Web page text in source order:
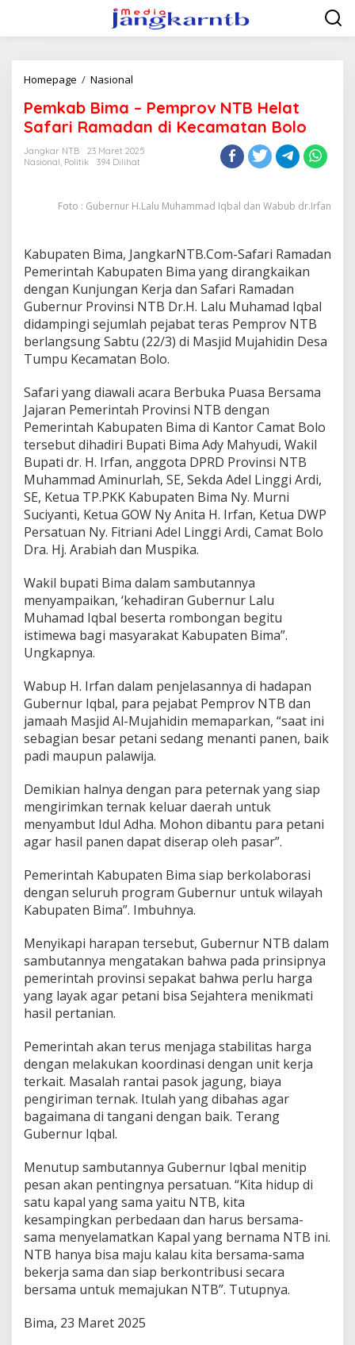
konten
Homepage / Nasional
-
Pemprov
NTB
Helat
Safari
Kecamatan
Pemkab Bima – Pemprov NTB Helat
Safari Ramadan di Kecamatan Bolo
Jangkar NTB
23 Maret 2025
Nasional, Politik 394 Dilihat
Foto : Gubernur H.Lalu Muhammad Iqbal dan Wabub dr.Irfan
Kabupaten Bima, JangkarNTB.Com-Safari Ramadan
Pemerintah Kabupaten Bima yang dirangkaikan
dengan Kunjungan Kerja dan Safari Ramadan
Gubernur Provinsi NTB Dr.H. Lalu Muhamad Iqbal
didampingi sejumlah pejabat teras Pemprov NTB
berlangsung Sabtu (22/3) di Masjid Mujahidin Desa
Tumpu Kecamatan Bolo.
Safari yang diawali acara Berbuka Puasa Bersama
Jajaran Pemerintah Provinsi NTB dengan
Pemerintah Kabupaten Bima di Kantor Camat Bolo
tersebut dihadiri Bupati Bima Ady Mahyudi, Wakil
Bupati dr. H. Irfan, anggota DPRD Provinsi NTB
Muhammad Aminurlah, SE, Sekda Adel Linggi Ardi,
SE, Ketua TP.PKK Kabupaten Bima Ny. Murni
Suciyanti, Ketua GOW Ny Anita H. Irfan, Ketua DWP
Persatuan Ny. Fitriani Adel Linggi Ardi, Camat Bolo
Dra. Hj. Arabiah dan Muspika.
Wakil bupati Bima dalam sambutannya
menyampaikan, ‘kehadiran Gubernur Lalu
Muhamad Iqbal beserta rombongan begitu
istimewa bagi masyarakat Kabupaten Bima”.
Ungkapnya.
Wabup H. Irfan dalam penjelasannya di hadapan
Gubernur Iqbal, para pejabat Pemprov NTB dan
jamaah Masjid Al-Mujahidin memaparkan, “saat ini
sebagian besar petani sedang menanti panen, baik
padi maupun palawija.
Demikian halnya dengan para peternak yang siap
mengirimkan ternak keluar daerah untuk
menyambut Idul Adha. Mohon dibantu para petani
agar hasil panen dapat diserap oleh pasar”.
Pemerintah Kabupaten Bima siap berkolaborasi
dengan seluruh program Gubernur untuk wilayah
Kabupaten Bima”. Imbuhnya.
Menyikapi harapan tersebut, Gubernur NTB dalam
sambutannya mengatakan bahwa pada prinsipnya
pemerintah provinsi sepakat bahwa perlu harga
yang layak agar petani bisa Sejahtera menikmati
hasil pertanian.
Pemerintah akan terus menjaga stabilitas harga
dengan melakukan koordinasi dengan unit kerja
terkait. Masalah rantai pasok jagung, biaya
pengiriman ternak. Itulah yang dibahas agar
bagaimana di tangani dengan baik. Terang
Gubernur Iqbal.
Menutup sambutannya Gubernur Iqbal menitip
pesan akan pentingnya persatuan. “Kita hidup di
satu kapal yang sama yaitu NTB, kita
kesampingkan perbedaan dan harus bersama-
sama menyelamatkan Kapal yang bernama NTB ini.
NTB hanya bisa maju kalau kita bersama-sama
bekerja sama dan siap berkontribusi secara
bersama untuk memajukan NTB”. Tutupnya.
Bima, 23 Maret 2025